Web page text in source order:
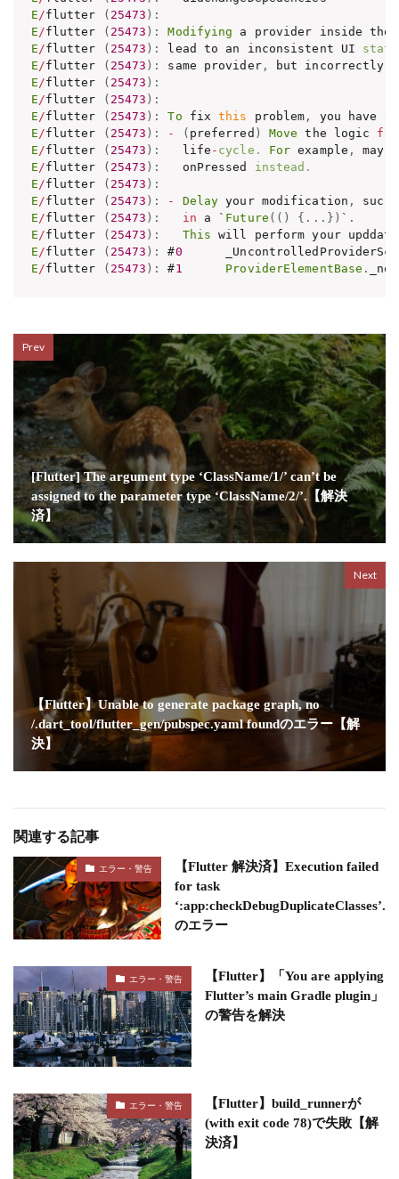
E /flutter ( 25473 ) :
E /flutter ( 25473 ) : Modifying a provider inside
E /flutter ( 25473 ) : lead to an inconsistent UI state
E /flutter ( 25473 ) : same provider,
but incorrectly
E /flutter ( 25473 ) :
E /flutter ( 25473 ) :
E /flutter ( 25473 ) : To fix this problem ,
you have
E /flutter ( 25473 ) : - ( preferred ) Move the logic for
E /flutter ( 25473 ) :
   life
- cycle . For example ,
E /flutter ( 25473 ) :
   onPressed
instead .
E /flutter ( 25473 ) :
E /flutter ( 25473 ) : - Delay your modification , such
E /flutter ( 25473 ) : in a ` Future ( ( ) { . . . } ) ` .
E /flutter ( 25473 ) : This will perform your
E /flutter ( 25473 ) : #0
E /flutter ( 25473 ) : #1 ProviderElementBase .
Prev
[Flutter] The argument type ‘ClassName/1/’ can’t be
assigned to the parameter type ‘ClassName/2/’.【解決
済】
Next
【Flutter】Unable to generate package graph, no
/.dart_tool/flutter_gen/pubspec.yaml foundのエラー【解
決】
関連する記事
エラー・警告
【Flutter 解決済】Execution failed
for task
‘:app:checkDebugDuplicateClasses’.
のエラー
エラー・警告
【Flutter】「You are applying
Flutter’s main Gradle plugin」
の警告を解決
エラー・警告
【Flutter】build_runnerが
(with exit code 78)で失敗【解
決済】